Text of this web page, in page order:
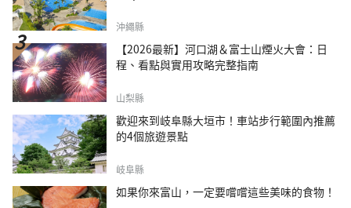
沖繩縣
【2026最新】河口湖＆富士山煙火大會：日
程、看點與實用攻略完整指南
山梨縣
歡迎來到岐阜縣大垣市！車站步行範圍內推薦
的4個旅遊景點
岐阜縣
如果你來富山，一定要嚐嚐這些美味的食物！